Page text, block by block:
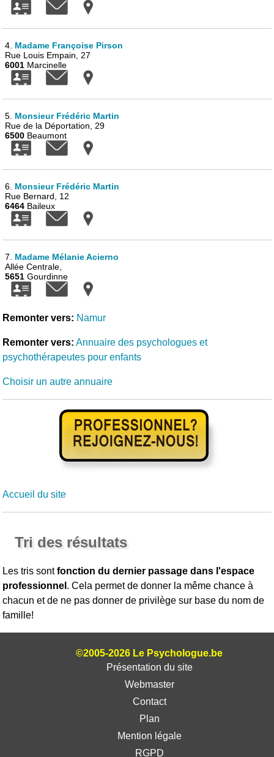
4. Madame Françoise Pirson
Rue Louis Empain, 27
6001 Marcinelle
5. Monsieur Frédéric Martin
Rue de la Déportation, 29
6500 Beaumont
6. Monsieur Frédéric Martin
Rue Bernard, 12
6464 Baileux
7. Madame Mélanie Acierno
Allée Centrale,
5651 Gourdinne
Remonter vers: Namur
Remonter vers: Annuaire des psychologues et
psychothérapeutes pour enfants
Choisir un autre annuaire
Accueil du site
Tri des résultats
Les tris sontfonction du dernier passage dans l'espace
professionnel . Cela permet de donner la même chance à
chacun et de ne pas donner de privilège sur base du nom de
famille!
©2005-2026 Le Psychologue.be
Présentation du site
Webmaster
Contact
Plan
Mention légale
RGPD